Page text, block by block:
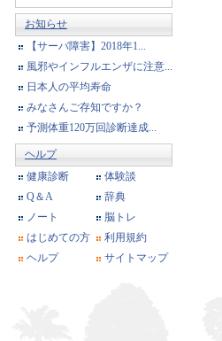
お知らせ
【サーバ障害】2018年1...
風邪やインフルエンザに注意...
日本人の平均寿命
みなさんご存知ですか？
予測体重120万回診断達成...
ヘルプ
健康診断
体験談
Q＆A
辞典
ノート
脳トレ
はじめての方
利用規約
ヘルプ
サイトマップ